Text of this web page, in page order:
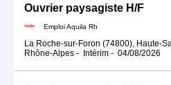
Ouvrier paysagiste H/F
Emploi Aquila Rh
La Roche-sur-Foron (74800), Haute-
Rhône-Alpes - Intérim - 04/08/2026